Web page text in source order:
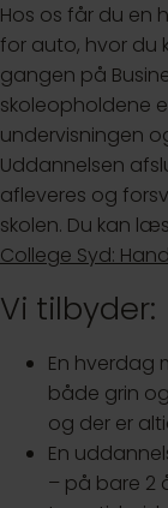
Hos os får du en
for auto, hvor du
gangen på
skoleopholdene
undervisningen
Uddannelsen
afleveres og
skolen. Du kan
College Syd:
Vi tilbyder:
En hverdag
både grin
og der er
En
– på bare 2